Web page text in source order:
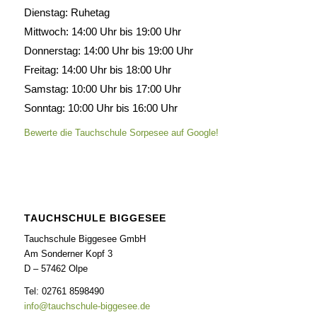
Dienstag: Ruhetag
Mittwoch: 14:00 Uhr bis 19:00 Uhr
Donnerstag: 14:00 Uhr bis 19:00 Uhr
Freitag: 14:00 Uhr bis 18:00 Uhr
Samstag: 10:00 Uhr bis 17:00 Uhr
Sonntag: 10:00 Uhr bis 16:00 Uhr
Bewerte die Tauchschule Sorpesee auf Google!
TAUCHSCHULE BIGGESEE
Tauchschule Biggesee GmbH
Am Sonderner Kopf 3
D – 57462 Olpe
Tel: 02761 8598490
info@tauchschule-biggesee.de